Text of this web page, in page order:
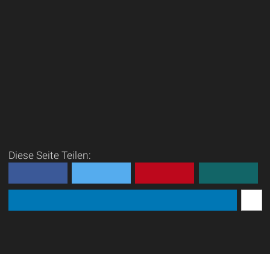
Diese Seite Teilen: